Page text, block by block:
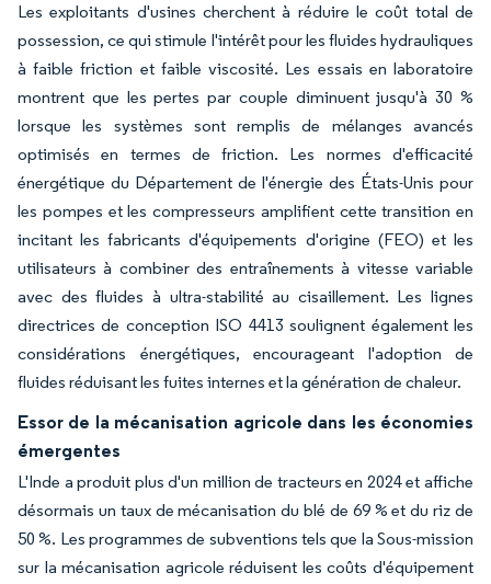
Les exploitants d'usines cherchent à réduire le coût total de
possession, ce qui stimule l'intérêt pour les fluides hydrauliques
à faible friction et faible viscosité. Les essais en laboratoire
montrent que les pertes par couple diminuent jusqu'à 30 %
lorsque les systèmes sont remplis de mélanges avancés
optimisés en termes de friction. Les normes d'efficacité
énergétique du Département de l'énergie des États-Unis pour
les pompes et les compresseurs amplifient cette transition en
incitant les fabricants d'équipements d'origine (FEO) et les
utilisateurs à combiner des entraînements à vitesse variable
avec des fluides à ultra-stabilité au cisaillement. Les lignes
directrices de conception ISO 4413 soulignent également les
considérations énergétiques, encourageant l'adoption de
fluides réduisant les fuites internes et la génération de chaleur.
Essor de la mécanisation agricole dans les économies
émergentes
L'Inde a produit plus d'un million de tracteurs en 2024 et affiche
désormais un taux de mécanisation du blé de 69 % et du riz de
50 %. Les programmes de subventions tels que la Sous-mission
sur la mécanisation agricole réduisent les coûts d'équipement